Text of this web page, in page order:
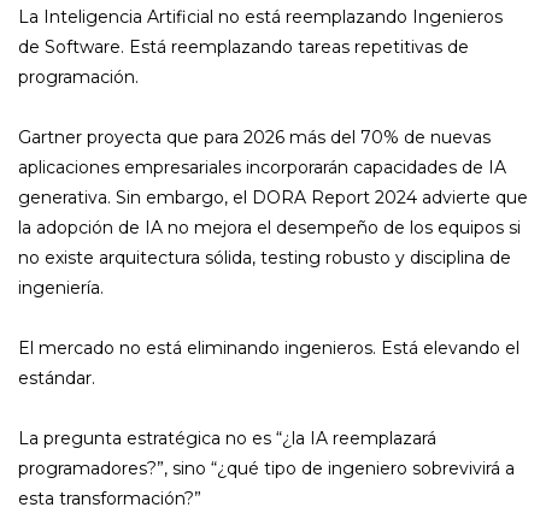
La Inteligencia Artificial no está reemplazando Ingenieros
de Software. Está reemplazando tareas repetitivas de
programación.
Gartner proyecta que para 2026 más del 70% de nuevas
aplicaciones empresariales incorporarán capacidades de IA
generativa. Sin embargo, el DORA Report 2024 advierte que
la adopción de IA no mejora el desempeño de los equipos si
no existe arquitectura sólida, testing robusto y disciplina de
ingeniería.
El mercado no está eliminando ingenieros. Está elevando el
estándar.
La pregunta estratégica no es “¿la IA reemplazará
programadores?”, sino “¿qué tipo de ingeniero sobrevivirá a
esta transformación?”